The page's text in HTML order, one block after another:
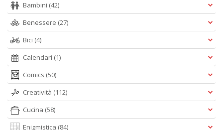
Bambini (42)
Benessere (27)
Bici (4)
Calendari (1)
Comics (50)
Creatività (112)
Cucina (58)
Enigmistica (84)